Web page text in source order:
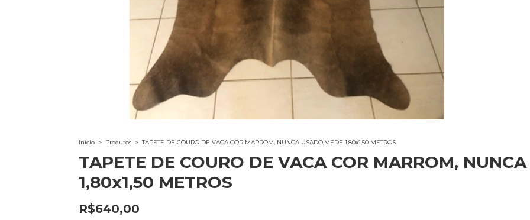
Início > Produtos > TAPETE DE COURO DE VACA COR MARROM, NUNCA USADO,MEDE 1,80x1,50 METROS
TAPETE DE COURO DE VACA COR MARROM,
1,80x1,50 METROS
R$640,00